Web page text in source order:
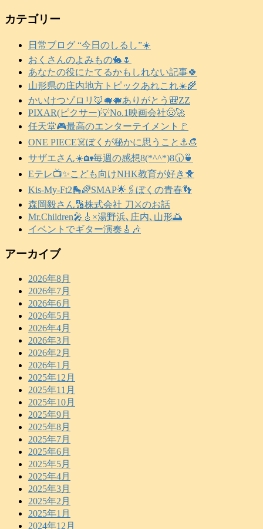
カテゴリー
日常ブログ “今日のしるし”☀️
おくさんのよみもの🐇🌷
あなたの役にたてるかもしれない記事🍀
山形県の庄内地方トピックあれこれ☀️🌾
かいけつゾロリ🦊🐗🐗ありがとう🎒ZZ
PIXAR(ピクサー)💡No.1映画会社🤠🚀
任天堂🎮️最高のエンターテイメント🚩
ONE PIECE☠️ぼくが秘かに思うこと⚓️👒
サザエさん☀️🏡毎週の感想8(*^^*)8🕡️🍵
Eテレ📺️✨こども向けNHK教育が好き🐥
Kis-My-Ft2🛼🌈SMAP🌟🖇️ぼくの青春👣
森岡毅さん🔢株式会社 刀⚔️のお話
Mr.Children🎤🎸×湯野浜､庄内､山形🌅
イベントでギター演奏🎸🎶
アーカイブ
2026年8月
2026年7月
2026年6月
2026年5月
2026年4月
2026年3月
2026年2月
2026年1月
2025年12月
2025年11月
2025年10月
2025年9月
2025年8月
2025年7月
2025年6月
2025年5月
2025年4月
2025年3月
2025年2月
2025年1月
2024年12月